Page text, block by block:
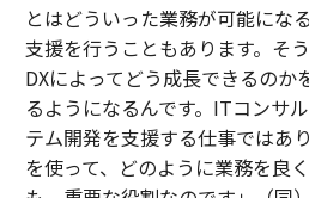
とはどういった業務が可能にな
支援を行うこともあります。そ
DXによってどう成長できるのか
るようになるんです。ITコンサ
テム開発を支援する仕事ではあ
を使って、どのように業務を良